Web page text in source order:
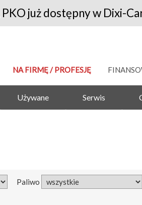
już dostępny w Dixi-
NA FIRMĘ / PROFESJĘ
Używane Serwis
Paliwo